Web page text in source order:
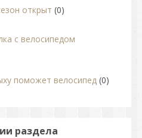
открыт (0)
с велосипедом
поможет велосипед (0)
раздела